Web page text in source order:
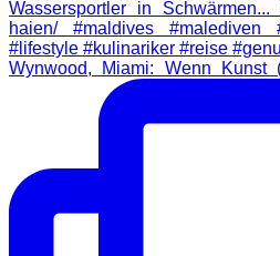
Wynwood, Miami: Wenn